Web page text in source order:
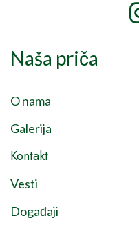
Naša priča
O nama
Galerija
Kontakt
Vesti
Događaji